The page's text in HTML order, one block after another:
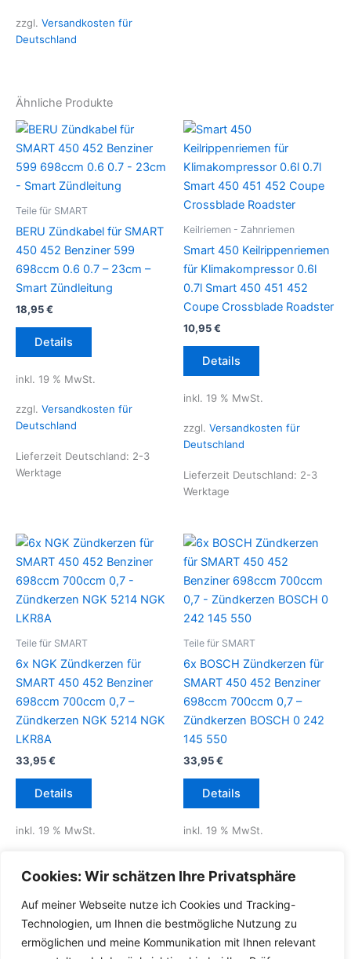
Cookies: Wir schätzen Ihre Privatsphäre
Auf meiner Webseite nutze ich Cookies und Tracking-
Technologien, um Ihnen die bestmögliche Nutzung zu
ermöglichen und meine Kommunikation mit Ihnen relevant
zzgl. Versandkosten für
Deutschland
Ähnliche Produkte
Teile für SMART
BERU Zündkabel für SMART
450 452 Benziner 599
698ccm 0.6 0.7 – 23cm –
Smart Zündleitung
18,95€
Details
inkl. 19 % MwSt.
zzgl. Versandkosten für
Deutschland
Lieferzeit Deutschland: 2-3
Werktage
Keilriemen - Zahnriemen
Smart 450 Keilrippenriemen
für Klimakompressor 0.6l
0.7l Smart 450 451 452
Coupe Crossblade Roadster
10,95€
Details
inkl. 19 % MwSt.
zzgl. Versandkosten für
Deutschland
Lieferzeit Deutschland: 2-3
Werktage
Teile für SMART
6x NGK Zündkerzen für
SMART 450 452 Benziner
698ccm 700ccm 0,7 –
Zündkerzen NGK 5214 NGK
LKR8A
33,95€
Details
inkl. 19 % MwSt.
Deutschland
Lieferzeit Deutschland:2-3
Werktage
Teile für SMART
6x BOSCH Zündkerzen für
SMART 450 452 Benziner
698ccm 700ccm 0,7 –
Zündkerzen BOSCH 0 242
145 550
33,95€
Details
inkl. 19 % MwSt.
Deutschland
Lieferzeit Deutschland:
Werktage